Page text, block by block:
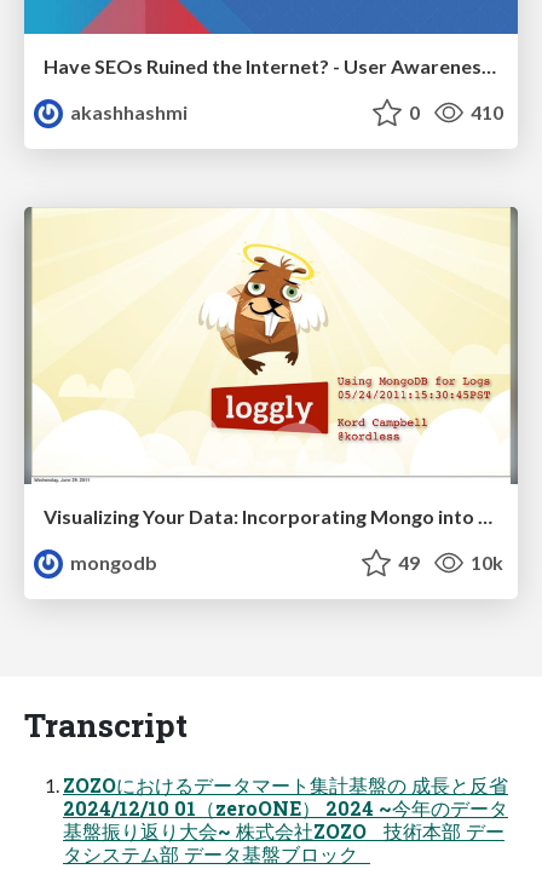
Have SEOs Ruined the Internet? - User Awareness of SEO in 2025
akashhashmi
0 410
Visualizing Your Data: Incorporating Mongo into Loggly Infrastructure
mongodb
49 10k
Transcript
ZOZOにおけるデータマート集計基盤の 成長と反省
2024/12/10 01（zeroONE） 2024 ~今年のデータ
基盤振り返り大会~ 株式会社ZOZO 技術本部 デー
タシステム部 データ基盤ブロック